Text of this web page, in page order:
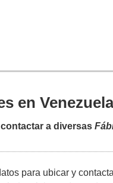
en Venezuela
a diversas
para ubicar y